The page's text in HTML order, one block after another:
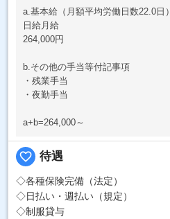
a.基本給（月額平均労働日数22.0日）
日給月給
264,000円
b.その他の手当等付記事項
・残業手当
・夜勤手当
a+b=264,000～
favorite_border 待遇
◇各種保険完備（法定）
◇日払い・週払い（規定）
◇制服貸与